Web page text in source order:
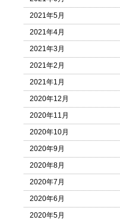
2021年5月
2021年4月
2021年3月
2021年2月
2021年1月
2020年12月
2020年11月
2020年10月
2020年9月
2020年8月
2020年7月
2020年6月
2020年5月